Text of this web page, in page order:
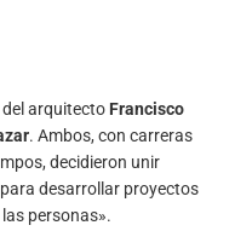
arquitecto Francisco
. Ambos, con carreras
decidieron unir
desarrollar proyectos
personas».